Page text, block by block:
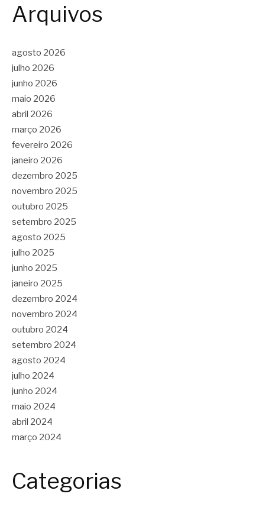
Arquivos
agosto 2026
julho 2026
junho 2026
maio 2026
abril 2026
março 2026
fevereiro 2026
janeiro 2026
dezembro 2025
novembro 2025
outubro 2025
setembro 2025
agosto 2025
julho 2025
junho 2025
janeiro 2025
dezembro 2024
novembro 2024
outubro 2024
setembro 2024
agosto 2024
julho 2024
junho 2024
maio 2024
abril 2024
março 2024
Categorias